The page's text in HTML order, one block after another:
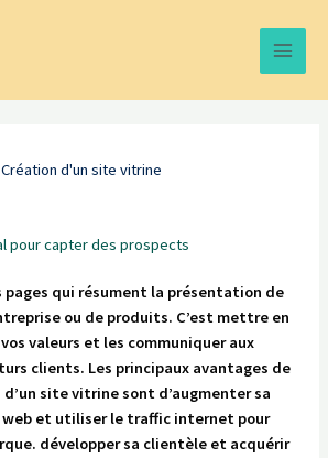
Main
Création d'un site vitrine
pour capter des prospects
pages qui résument la présentation de
ou de produits. C’est mettre en
valeurs et les communiquer aux
clients. Les principaux avantages de
site vitrine sont d’augmenter sa
et utiliser le traffic internet pour
développer sa clientèle et acquérir